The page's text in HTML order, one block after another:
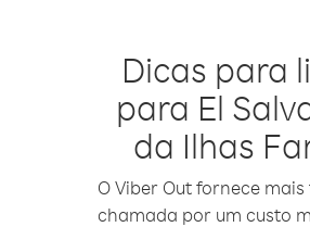
Dicas para
para El
da Ilhas
O Viber Out fornece
chamada por um custo